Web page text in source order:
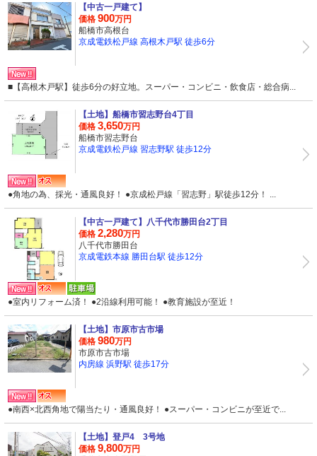
【中古一戸建て】
価格 900万円
船橋市高根台
京成電鉄松戸線 高根木戸駅 徒歩6分
■【高根木戸駅】徒歩6分の好立地。スーパー・コンビニ・飲食店・総合病...
【土地】 船橋市習志野台4丁目
価格 3,650万円
船橋市習志野台
京成電鉄松戸線 習志野駅 徒歩12分
●角地の為、採光・通風良好！ ●京成松戸線「習志野」駅徒歩12分！ ...
【中古一戸建て】 八千代市勝田台2丁目
価格 2,280万円
八千代市勝田台
京成電鉄本線 勝田台駅 徒歩12分
●室内リフォーム済！ ●2沿線利用可能！ ●教育施設が至近！
【土地】 市原市古市場
価格 980万円
市原市古市場
内房線 浜野駅 徒歩17分
●南西×北西角地で陽当たり・通風良好！ ●スーパー・コンビニが至近で...
【土地】 登戸4 3号地
価格 9,800万円